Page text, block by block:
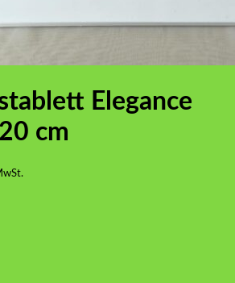
Elegance
cm